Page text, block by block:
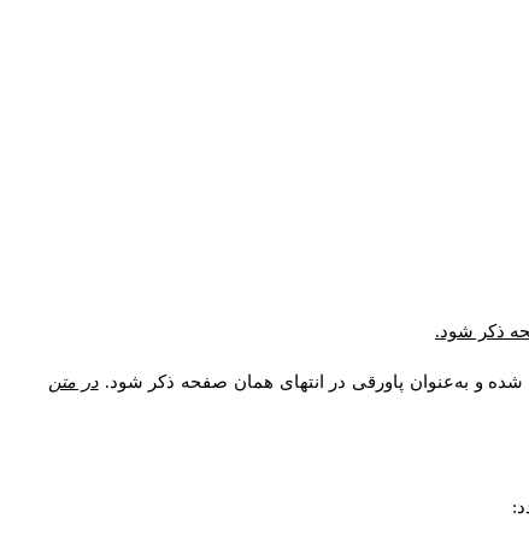
ذکر شود.
و به‌عنوان پاورقی در انتهای همان صفحه ذکر شود. در متن